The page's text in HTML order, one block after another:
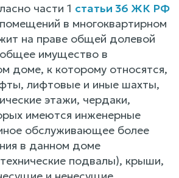
части 1 статьи 36 ЖК РФ
в многоквартирном
на праве общей долевой
имущество в
доме, к которому относятся,
лифтовые и иные шахты,
этажи, чердаки,
имеются инженерные
обслуживающее более
в данном доме
подвалы), крыши,